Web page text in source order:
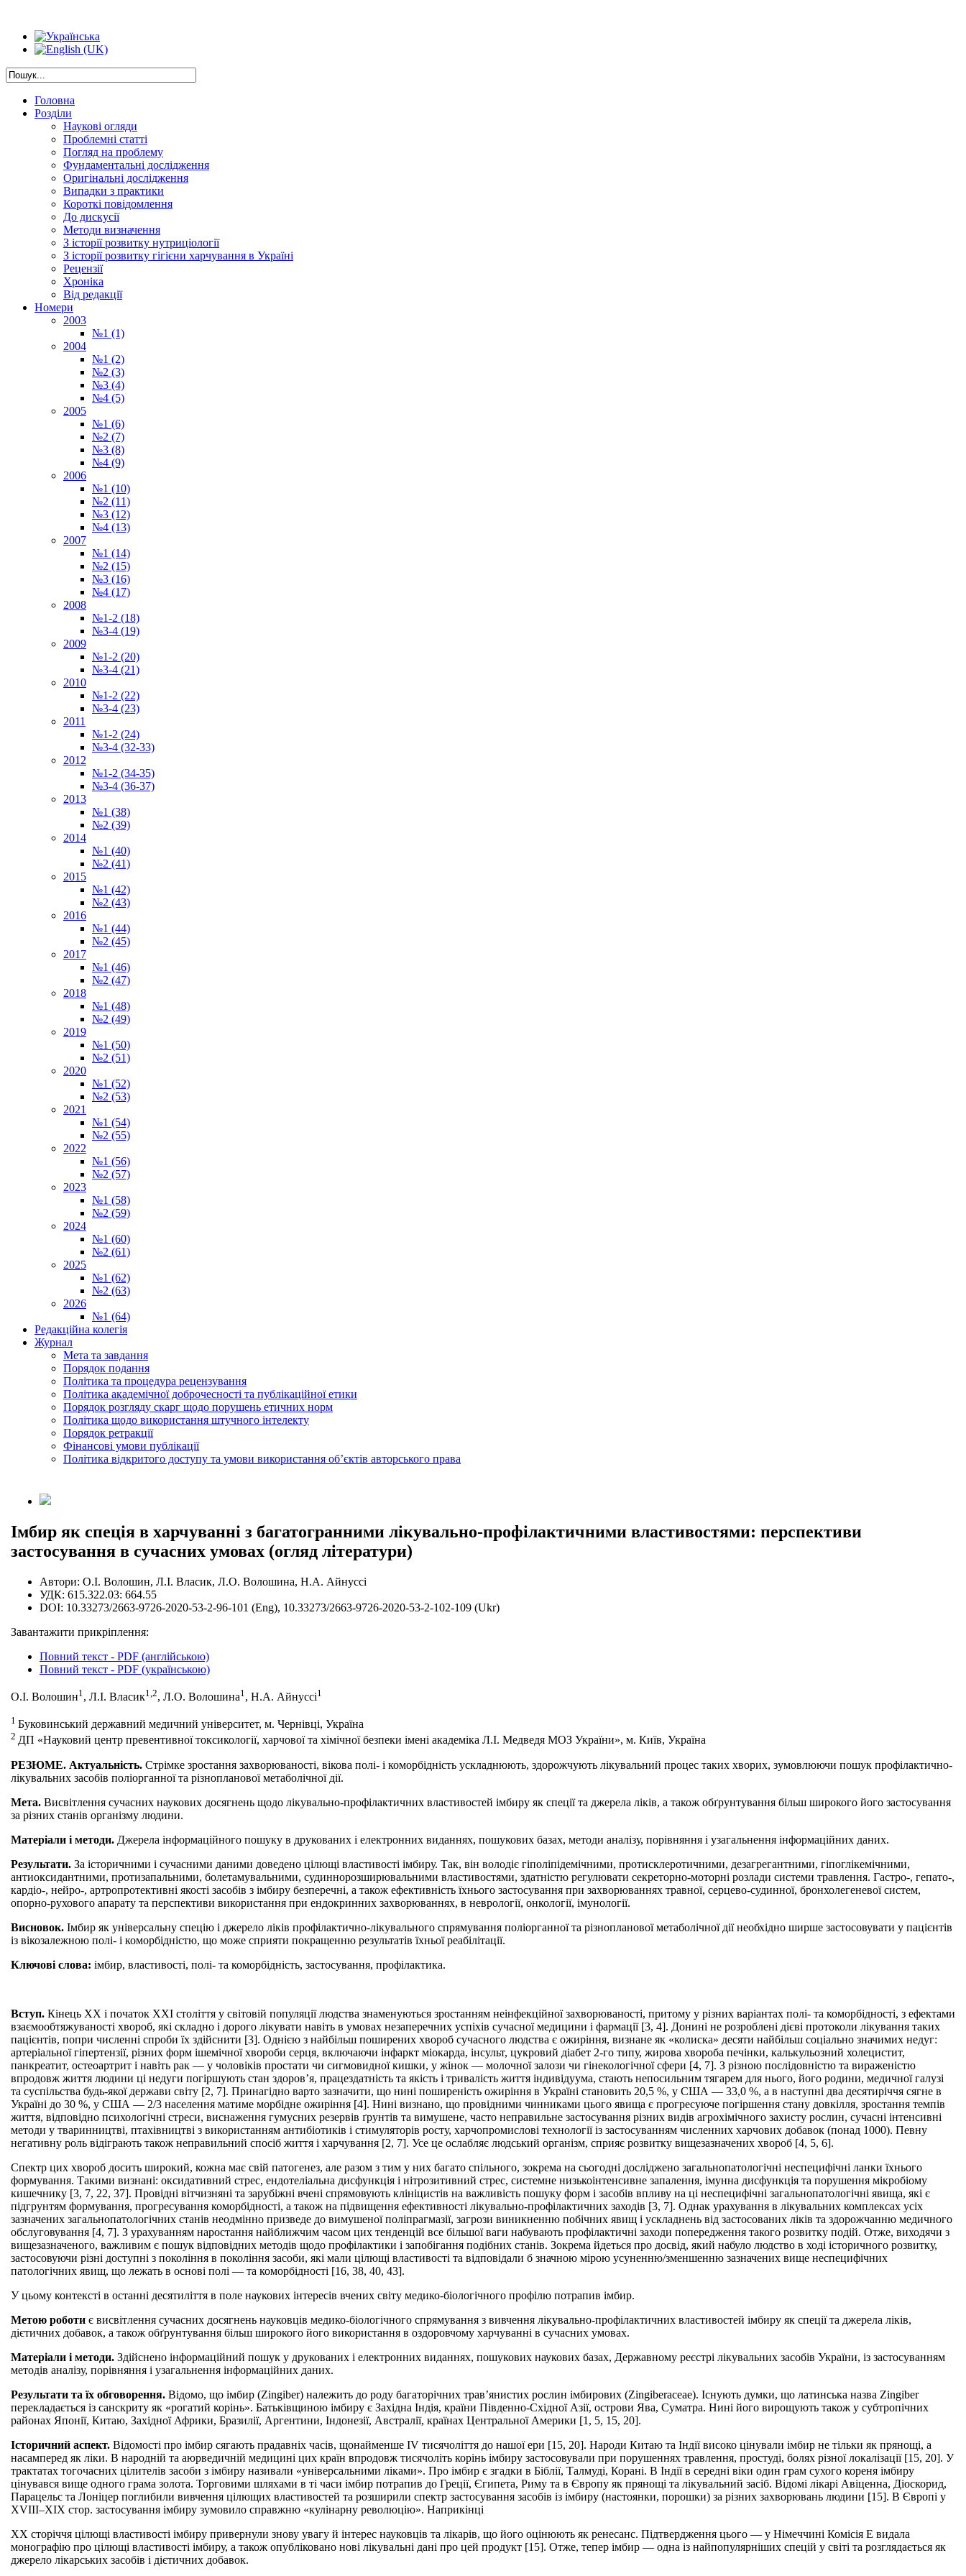
Головна
Розділи
Наукові огляди
Проблемні статті
Погляд на проблему
Фундаментальні дослідження
Оригінальні дослідження
Випадки з практики
Короткі повідомлення
До дискусії
Методи визначення
З історії розвитку нутриціології
З історії розвитку гігієни харчування в Україні
Рецензії
Хроніка
Від редакції
Номери
2003
№1 (1)
2004
№1 (2)
№2 (3)
№3 (4)
№4 (5)
2005
№1 (6)
№2 (7)
№3 (8)
№4 (9)
2006
№1 (10)
№2 (11)
№3 (12)
№4 (13)
2007
№1 (14)
№2 (15)
№3 (16)
№4 (17)
2008
№1-2 (18)
№3-4 (19)
2009
№1-2 (20)
№3-4 (21)
2010
№1-2 (22)
№3-4 (23)
2011
№1-2 (24)
№3-4 (32-33)
2012
№1-2 (34-35)
№3-4 (36-37)
2013
№1 (38)
№2 (39)
2014
№1 (40)
№2 (41)
2015
№1 (42)
№2 (43)
2016
№1 (44)
№2 (45)
2017
№1 (46)
№2 (47)
2018
№1 (48)
№2 (49)
2019
№1 (50)
№2 (51)
2020
№1 (52)
№2 (53)
2021
№1 (54)
№2 (55)
2022
№1 (56)
№2 (57)
2023
№1 (58)
№2 (59)
2024
№1 (60)
№2 (61)
2025
№1 (62)
№2 (63)
2026
№1 (64)
Редакційна колегія
Журнал
Мета та завдання
Порядок подання
Політика та процедура рецензування
Політика академічної доброчесності та публікаційної етики
Порядок розгляду скарг щодо порушень етичних норм
Політика щодо використання штучного інтелекту
Порядок ретракції
Фінансові умови публікації
Політика відкритого доступу та умови використання обʼєктів авторського права
Імбир як спеція в харчуванні з багатогранними лікувально-профілактичними властивоcтями: перспективи
застосування в сучасних умовах (огляд літератури)
Автори: О.І. Волошин, Л.І. Власик, Л.О. Волошина, Н.А. Айнуссі
УДК: 615.322.03: 664.55
DOI: 10.33273/2663-9726-2020-53-2-96-101 (Eng), 10.33273/2663-9726-2020-53-2-102-109 (Ukr)
Завантажити прикріплення:
Повний текст - PDF (англійською)
Повний текст - PDF (українською)
О.І. Волошин1 , Л.І. Власик1,2, Л.О. Волошина1 , Н.А. Айнуссі1
1 Буковинський державний медичний університет, м. Чернівці, Україна
2 ДП «Науковий центр превентивної токсикології, харчової та хімічної безпеки імені академіка Л.І. Медведя МОЗ України», м. Київ, Україна
РЕЗЮМЕ. Актуальність. Стрімке зростання захворюваності, вікова полі- і коморбідність ускладнюють, здорожчують лікувальний процес таких хворих, зумовлюючи пошук профілактично-
лікувальних засобів поліорганної та різнопланової метаболічної дії.
Мета. Висвітлення сучасних наукових досягнень щодо лікувально-профілактичних властивостей імбиру як спеції та джерела ліків, а також обґрунтування більш широкого його застосування
за різних станів організму людини.
Матеріали і методи. Джерела інформаційного пошуку в друкованих і електронних виданнях, пошукових базах, методи аналізу, порівняння і узагальнення інформаційних даних.
Результати. За історичними і сучасними даними доведено цілющі властивості імбиру. Так, він володіє гіполіпідемічними, протисклеротичними, дезагрегантними, гіпоглікемічними,
антиоксидантними, протизапальними, болетамувальними, судиннорозширювальними властивостями, здатністю регулювати секреторно-моторні розлади системи травлення. Гастро-, гепато-,
кардіо-, нейро-, артропротективні якості засобів з імбиру безперечні, а також ефективність їхнього застосування при захворюваннях травної, серцево-судинної, бронхолегеневої систем,
опорно-рухового апарату та перспективи використання при ендокринних захворюваннях, в неврології, онкології, імунології.
Висновок. Імбир як універсальну спецію і джерело ліків профілактично-лікувального спрямування поліорганної та різнопланової метаболічної дії необхідно ширше застосовувати у пацієнтів
із вікозалежною полі- і коморбідністю, що може сприяти покращенню результатів їхньої реабілітації.
Ключові слова: імбир, властивості, полі- та коморбідність, застосування, профілактика.
Вступ. Кінець ХХ і початок ХХІ століття у світовій популяції людства знаменуються зростанням неінфекційної захворюваності, притому у різних варіантах полі- та коморбідності, з ефектами
взаємообтяжуваності хвороб, які складно і дорого лікувати навіть в умовах незаперечних успіхів сучасної медицини і фармації [3, 4]. Донині не розроблені дієві протоколи лікування таких
пацієнтів, попри численні спроби їх здійснити [3]. Однією з найбільш поширених хвороб сучасного людства є ожиріння, визнане як «колиска» десяти найбільш соціально значимих недуг:
артеріальної гіпертензії, різних форм ішемічної хвороби серця, включаючи інфаркт міокарда, інсульт, цукровий діабет 2-го типу, жирова хвороба печінки, калькульозний холецистит,
панкреатит, остеоартрит і навіть рак — у чоловіків простати чи сигмовидної кишки, у жінок — молочної залози чи гінекологічної сфери [4, 7]. З різною послідовністю та вираженістю
впродовж життя людини ці недуги погіршують стан здоров’я, працездатність та якість і тривалість життя індивідуума, стають непосильним тягарем для нього, його родини, медичної галузі
та суспільства будь-якої держави світу [2, 7]. Принагідно варто зазначити, що нині поширеність ожиріння в Україні становить 20,5 %, у США — 33,0 %, а в наступні два десятиріччя сягне в
Україні до 30 %, у США — 2/3 населення матиме морбідне ожиріння [4]. Нині визнано, що провідними чинниками цього явища є прогресуюче погіршення стану довкілля, зростання темпів
життя, відповідно психологічні стреси, виснаження гумусних резервів ґрунтів та вимушене, часто неправильне застосування різних видів агрохімічного захисту рослин, сучасні інтенсивні
методи у тваринництві, птахівництві з використанням антибіотиків і стимуляторів росту, харчопромислові технології із застосуванням численних харчових добавок (понад 1000). Певну
негативну роль відіграють також неправильний спосіб життя і харчування [2, 7]. Усе це ослабляє людський організм, сприяє розвитку вищезазначених хвороб [4, 5, 6].
Спектр цих хвороб досить широкий, кожна має свій патогенез, але разом з тим у них багато спільного, зокрема на сьогодні досліджено загальнопатологічні неспецифічні ланки їхнього
формування. Такими визнані: оксидативний стрес, ендотеліальна дисфункція і нітрозитивний стрес, системне низькоінтенсивне запалення, імунна дисфункція та порушення мікробіому
кишечнику [3, 7, 22, 37]. Провідні вітчизняні та зарубіжні вчені спрямовують клініцистів на важливість пошуку форм і засобів впливу на ці неспецифічні загальнопатологічні явища, які є
підгрунтям формування, прогресування коморбідності, а також на підвищення ефективності лікувально-профілактичних заходів [3, 7]. Однак урахування в лікувальних комплексах усіх
зазначених загальнопатологічних станів неодмінно призведе до вимушеної поліпрагмазії, загрози виникненню побічних явищ і ускладнень від застосованих ліків та здорожчанню медичного
обслуговування [4, 7]. З урахуванням наростання найближчим часом цих тенденцій все більшої ваги набувають профілактичні заходи попередження такого розвитку подій. Отже, виходячи з
вищезазначеного, важливим є пошук відповідних методів щодо профілактики і запобігання подібних станів. Зокрема йдеться про досвід, який набуло людство в ході історичного розвитку,
застосовуючи різні доступні з покоління в покоління засоби, які мали цілющі властивості та відповідали б значною мірою усуненню/зменшенню зазначених вище неспецифічних
патологічних явищ, що лежать в основі полі — та коморбідності [16, 38, 40, 43].
У цьому контексті в останні десятиліття в поле наукових інтересів вчених світу медико-біологічного профілю потрапив імбир.
Метою роботи є висвітлення сучасних досягнень науковців медико-біологічного спрямування з вивчення лікувально-профілактичних властивостей імбиру як спеції та джерела ліків,
дієтичних добавок, а також обґрунтування більш широкого його використання в оздоровчому харчуванні в сучасних умовах.
Матеріали і методи. Здійснено інформаційний пошук у друкованих і електронних виданнях, пошукових наукових базах, Державному реєстрі лікувальних засобів України, із застосуванням
методів аналізу, порівняння і узагальнення інформаційних даних.
Результати та їх обговорення. Відомо, що імбир (Zingiber) належить до роду багаторічних трав’янистих рослин імбирових (Zingiberaceae). Існують думки, що латинська назва Zingiber
перекладається із санскриту як «рогатий корінь». Батьківщиною імбиру є Західна Індія, країни Південно-Східної Азії, острови Ява, Суматра. Нині його вирощують також у субтропічних
районах Японії, Китаю, Західної Африки, Бразилії, Аргентини, Індонезії, Австралії, країнах Центральної Америки [1, 5, 15, 20].
Історичний аспект. Відомості про імбир сягають прадавніх часів, щонайменше IV тисячоліття до нашої ери [15, 20]. Народи Китаю та Індії високо цінували імбир не тільки як прянощі, а
насамперед як ліки. В народній та аюрведичній медицині цих країн впродовж тисячоліть корінь імбиру застосовували при порушеннях травлення, простуді, болях різної локалізації [15, 20]. У
трактатах тогочасних цілителів засоби з імбиру називали «універсальними ліками». Про імбир є згадки в Біблії, Талмуді, Корані. В Індії в середні віки один грам сухого кореня імбиру
цінувався вище одного грама золота. Торговими шляхами в ті часи імбир потрапив до Греції, Єгипета, Риму та в Європу як прянощі та лікувальний засіб. Відомі лікарі Авіценна, Діоскорид,
Парацельс та Лоніцер поглибили вивчення цілющих властивостей та розширили спектр застосування засобів із імбиру (настоянки, порошки) за різних захворювань людини [15]. В Європі у
XVIII–XIX стор. застосування імбиру зумовило справжню «кулінарну революцію». Наприкінці
XX сторіччя цілющі властивості імбиру привернули знову увагу й інтерес науковців та лікарів, що його оцінюють як ренесанс. Підтвердження цього — у Німеччині Комісія Е видала
монографію про цілющі властивості імбиру, а також опубліковано нові лікувальні дані про цей продукт [15]. Отже, тепер імбир — одна із найпопулярніших спецій у світі та розглядається як
джерело лікарських засобів і дієтичних добавок.